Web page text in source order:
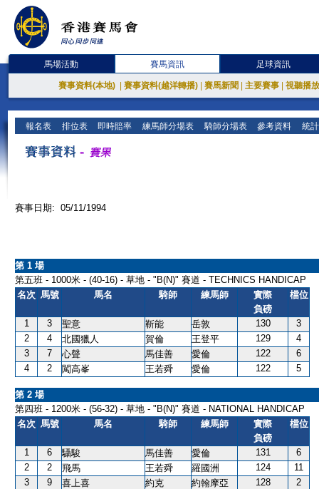
馬場活動 賽馬資訊 足球資訊
賽事資料(本地) 賽事資料(越洋轉播) 賽馬新聞 主要賽事 視聽播
報名表 排位表 即時賠率 練馬師分場表 騎師分場表 參考資料 統
賽事日期: 05/11/1994
第 1 場
第五班 - 1000米 - (40-16) - 草地 - "B(N)" 賽道 - TECHNICS HANDICAP
名次 馬號 馬名 騎師 練馬師
實際
負磅
檔位
1 3 聖意 靳能 岳敦 130
3
2
4 北國獵人 賀倫 王登平 129
4
3
7 心聲 馬佳善 愛倫 122
6
4
2 闖高峯 王若舜 愛倫 122 5
第 2 場
第四班 - 1200米 - (56-32) - 草地 - "B(N)" 賽道 - NATIONAL HANDICAP
名次 馬號 馬名 騎師 練馬師
實際
負磅
檔位
1 6 䯀駿 馬佳善 愛倫 131
6
2
2 飛馬 王若舜 羅國洲 124
11
3
9 喜上喜 約克 約翰摩亞 128
2